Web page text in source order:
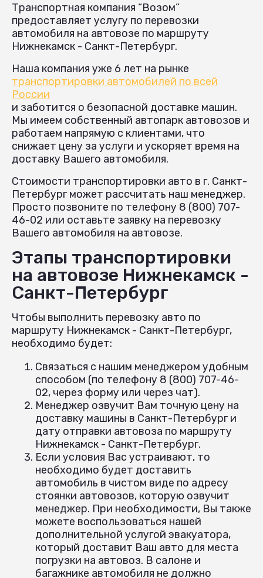
Транспортная компания “Возом”
предоставляет услугу по перевозки
автомобиля на автовозе по маршруту
Нижнекамск - Санкт-Петербург.
Наша компания уже 6 лет на рынке
транспортировки автомобилей по всей
России
и заботится о безопасной доставке машин.
Мы имеем собственный автопарк автовозов и
работаем напрямую с клиентами, что
снижает цену за услуги и ускоряет время на
доставку Вашего автомобиля.
Стоимости транспортировки авто в г. Санкт-
Петербург может рассчитать наш менеджер.
Просто позвоните по телефону 8 (800) 707-
46-02 или оставьте заявку на перевозку
Вашего автомобиля на автовозе.
Этапы транспортировки
на автовозе Нижнекамск -
Санкт-Петербург
Чтобы выполнить перевозку авто по
маршруту Нижнекамск - Санкт-Петербург,
необходимо будет:
Связаться с нашим менеджером удобным
способом (по телефону 8 (800) 707-46-
02, через форму или через чат).
Менеджер озвучит Вам точную цену на
доставку машины в Санкт-Петербург и
дату отправки автовоза по маршруту
Нижнекамск - Санкт-Петербург.
Если условия Вас устраивают, то
необходимо будет доставить
автомобиль в чистом виде по адресу
стоянки автовозов, которую озвучит
менеджер. При необходимости, Вы также
можете воспользоваться нашей
дополнительной услугой эвакуатора,
который доставит Ваш авто для места
погрузки на автовоз. В салоне и
багажнике автомобиля не должно